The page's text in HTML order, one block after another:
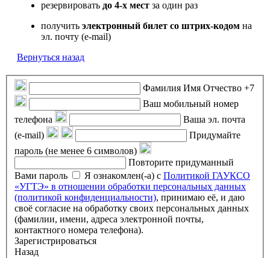
резервировать до 4-х мест за один раз
получить электронный билет со штрих-кодом на
эл. почту (e-mail)
Вернуться назад
Фамилия Имя Отчество +7
Ваш мобильный номер
телефона
Ваша эл. почта
(e-mail)
Придумайте
пароль (не менее 6 символов)
Повторите придуманный
Вами пароль
Я ознакомлен(-а) с Политикой ГАУКСО
«УГТЭ» в отношении обработки персональных данных
(политикой конфиденциальности), принимаю её, и даю
своё согласие на обработку своих персональных данных
(фамилии, имени, адреса электронной почты,
контактного номера телефона).
Зарегистрироваться
Назад